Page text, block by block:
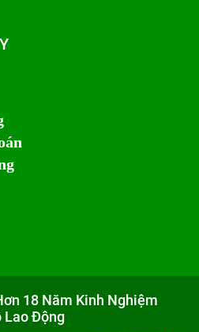
18 Năm Kinh Nghiệm
Lao Động